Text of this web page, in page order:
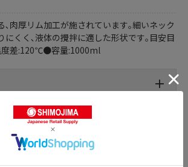
､肉厚リム加工が施されています｡細いネック
にくく､液体の攪拌に適した形状です｡目安目
差:120℃●容量:1000ml
品との比較